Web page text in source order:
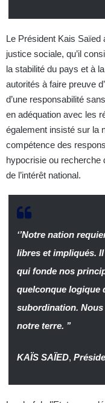
Le Président Kais Saïed
justice sociale, qu’il
la stabilité du pays et à
autorités à faire preuve
d’une responsabilité
en adéquation avec les
également insisté sur la
compétence des
hypocrisie ou recherche
de l’intérêt national.
‘’Notre nation
libres et impliqués.
qui fonde nos
quelconque logique
subordination.
notre terre. ’’
KAÏS SAÏED,